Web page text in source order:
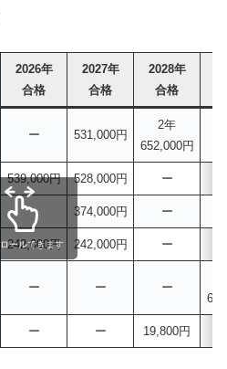
2026年
合格
2027年
合格
2028年
合格
ー 531,000円
2年
652,000円
539,000円 528,000円 ー
374,000円 ー
242,000円 242,000円 ー
ー ー ー
ー ー 19,800円
ールできます